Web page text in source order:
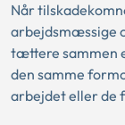
Når
arbejdsmæssige
tættere sammen
den samme
arbejdet eller de